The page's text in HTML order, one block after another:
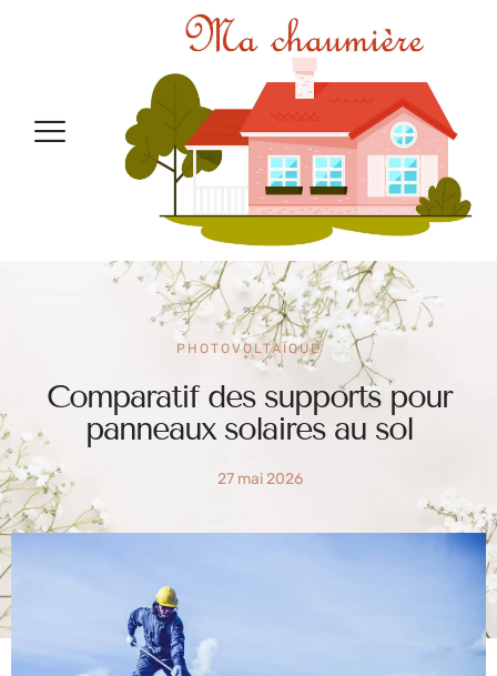
PHOTOVOLTAÏQUE
Comparatif des supports pour
panneaux solaires au sol
27 mai 2026